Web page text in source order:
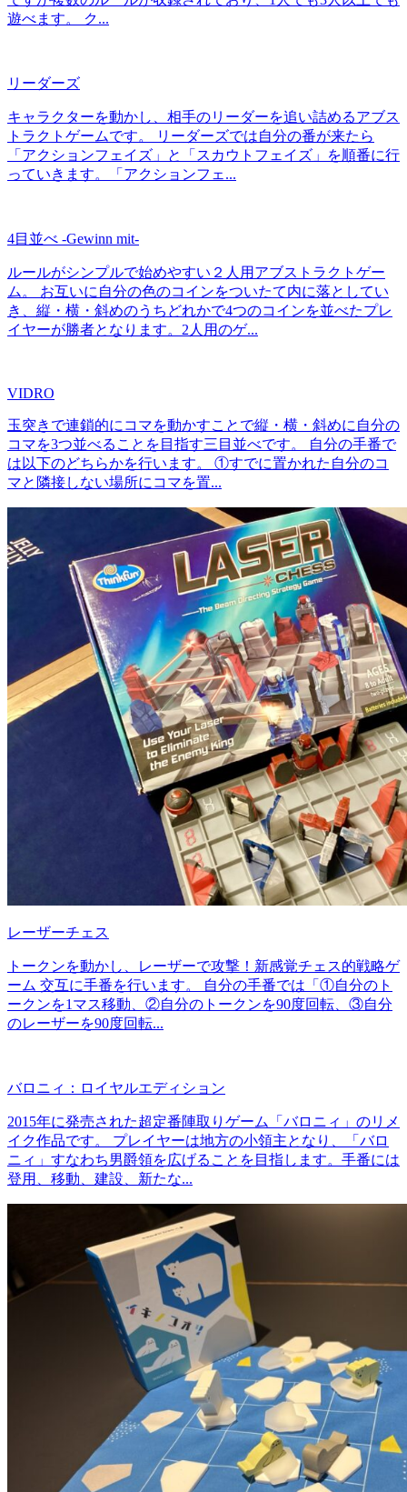
遊べます。 ク...
リーダーズ
キャラクターを動かし、相手のリーダーを追い詰めるアブス
トラクトゲームです。 リーダーズでは自分の番が来たら
「アクションフェイズ」と「スカウトフェイズ」を順番に行
っていきます。「アクションフェ...
4目並べ -Gewinn mit-
ルールがシンプルで始めやすい２人用アブストラクトゲー
ム。 お互いに自分の色のコインをついたて内に落としてい
き、縦・横・斜めのうちどれかで4つのコインを並べたプレ
イヤーが勝者となります。2人用のゲ...
VIDRO
玉突きで連鎖的にコマを動かすことで縦・横・斜めに自分の
コマを3つ並べることを目指す三目並べです。 自分の手番で
は以下のどちらかを行います。 ①すでに置かれた自分のコ
マと隣接しない場所にコマを置...
レーザーチェス
トークンを動かし、レーザーで攻撃！新感覚チェス的戦略ゲ
ーム 交互に手番を行います。 自分の手番では「①自分のト
ークンを1マス移動、②自分のトークンを90度回転、③自分
のレーザーを90度回転...
バロニィ：ロイヤルエディション
2015年に発売された超定番陣取りゲーム「バロニィ」のリメ
イク作品です。 プレイヤーは地方の小領主となり、「バロ
ニィ」すなわち男爵領を広げることを目指します。手番には
登用、移動、建設、新たな...